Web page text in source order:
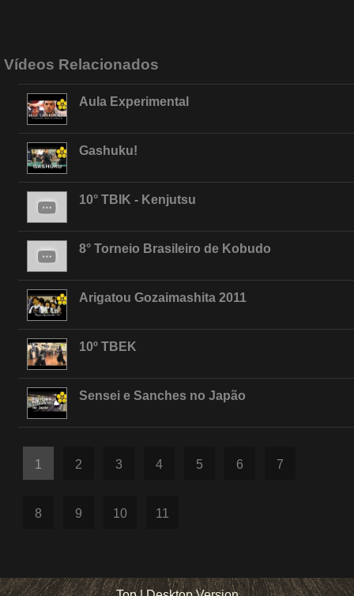
Vídeos Relacionados
Aula Experimental
Gashuku!
10° TBIK - Kenjutsu
8° Torneio Brasileiro de Kobudo
Arigatou Gozaimashita 2011
10º TBEK
Sensei e Sanches no Japão
1 2 3 4 5 6 7
8 9 10 11